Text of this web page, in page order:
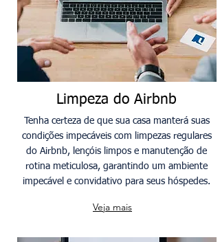
Limpeza do Airbnb
Tenha certeza de que sua casa manterá suas
condições impecáveis com limpezas regulares
do Airbnb, lençóis limpos e manutenção de
rotina meticulosa, garantindo um ambiente
impecável e convidativo para seus hóspedes.
Veja mais